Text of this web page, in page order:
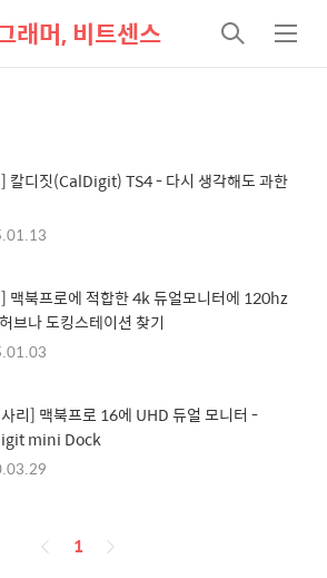
래머, 비트센스
검
색
메
뉴
칼디짓(CalDigit) TS4 - 다시 생각해도 과한
맥북프로에 적합한 4k 듀얼모니터에 120hz
브나 도킹스테이션 찾기
리] 맥북프로 16에 UHD 듀얼 모니터 -
mini Dock
페
1